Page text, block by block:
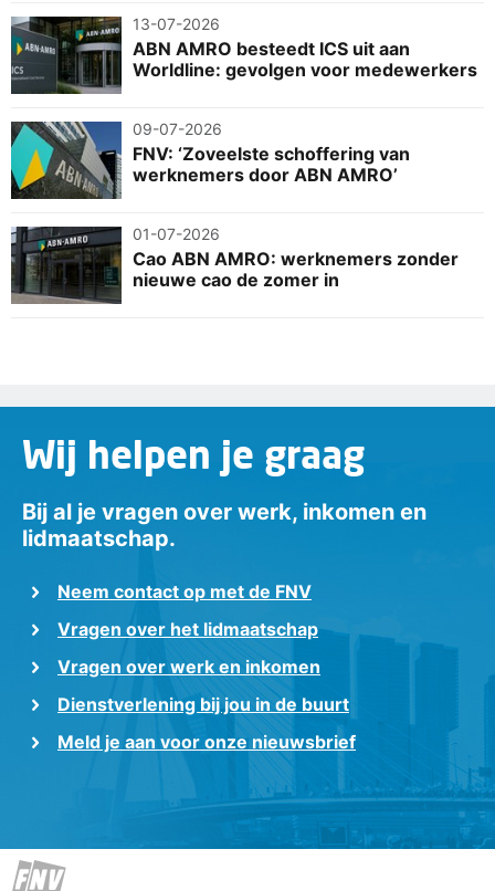
13-07-2026
ABN AMRO besteedt ICS uit aan
Worldline: gevolgen voor medewerkers
09-07-2026
FNV: ‘Zoveelste schoffering van
werknemers door ABN AMRO’
01-07-2026
Cao ABN AMRO: werknemers zonder
nieuwe cao de zomer in
Wij helpen je graag
Bij al je vragen over werk, inkomen en
lidmaatschap.
Neem contact op met de FNV
Vragen over het lidmaatschap
Vragen over werk en inkomen
Dienstverlening bij jou in de buurt
Meld je aan voor onze nieuwsbrief